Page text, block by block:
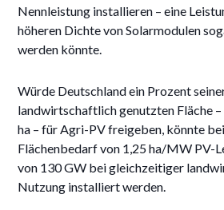
Nennleistung installieren – eine
höheren Dichte von Solarmodulen
werden könnte.
Würde Deutschland ein Prozent
landwirtschaftlich genutzten Fläche
ha – für Agri-PV freigeben, könnte
Flächenbedarf von 1,25 ha/MW PV-
von 130 GW bei gleichzeitiger
Nutzung installiert werden.